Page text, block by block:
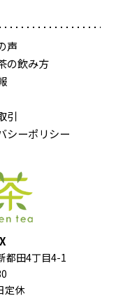
声
の飲み方
引
シーポリシー
都田4丁目4-1
定休